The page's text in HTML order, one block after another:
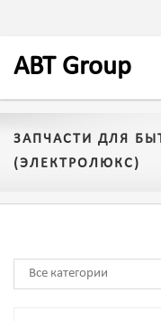
ABT Group
ЗАПЧАСТИ ДЛЯ
(ЭЛЕКТРОЛЮКС)